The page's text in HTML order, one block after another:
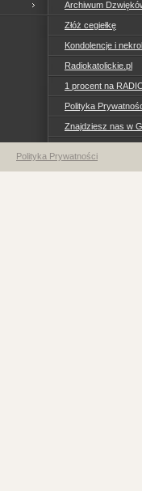
Archiwum
Złóż cegiełkę
Kondolencje i
Radiokatolickie.pl
1 procent na
Polityka
Znajdziesz nas w
Polityka Prywatności